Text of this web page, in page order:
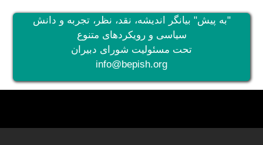
"به پیش" بیانگر اندیشه، نقد، نظر، تجربه و دانش
سیاسی و رویکردهای متنوع
تحت مسئولیت شورای دبیران
info@bepish.org